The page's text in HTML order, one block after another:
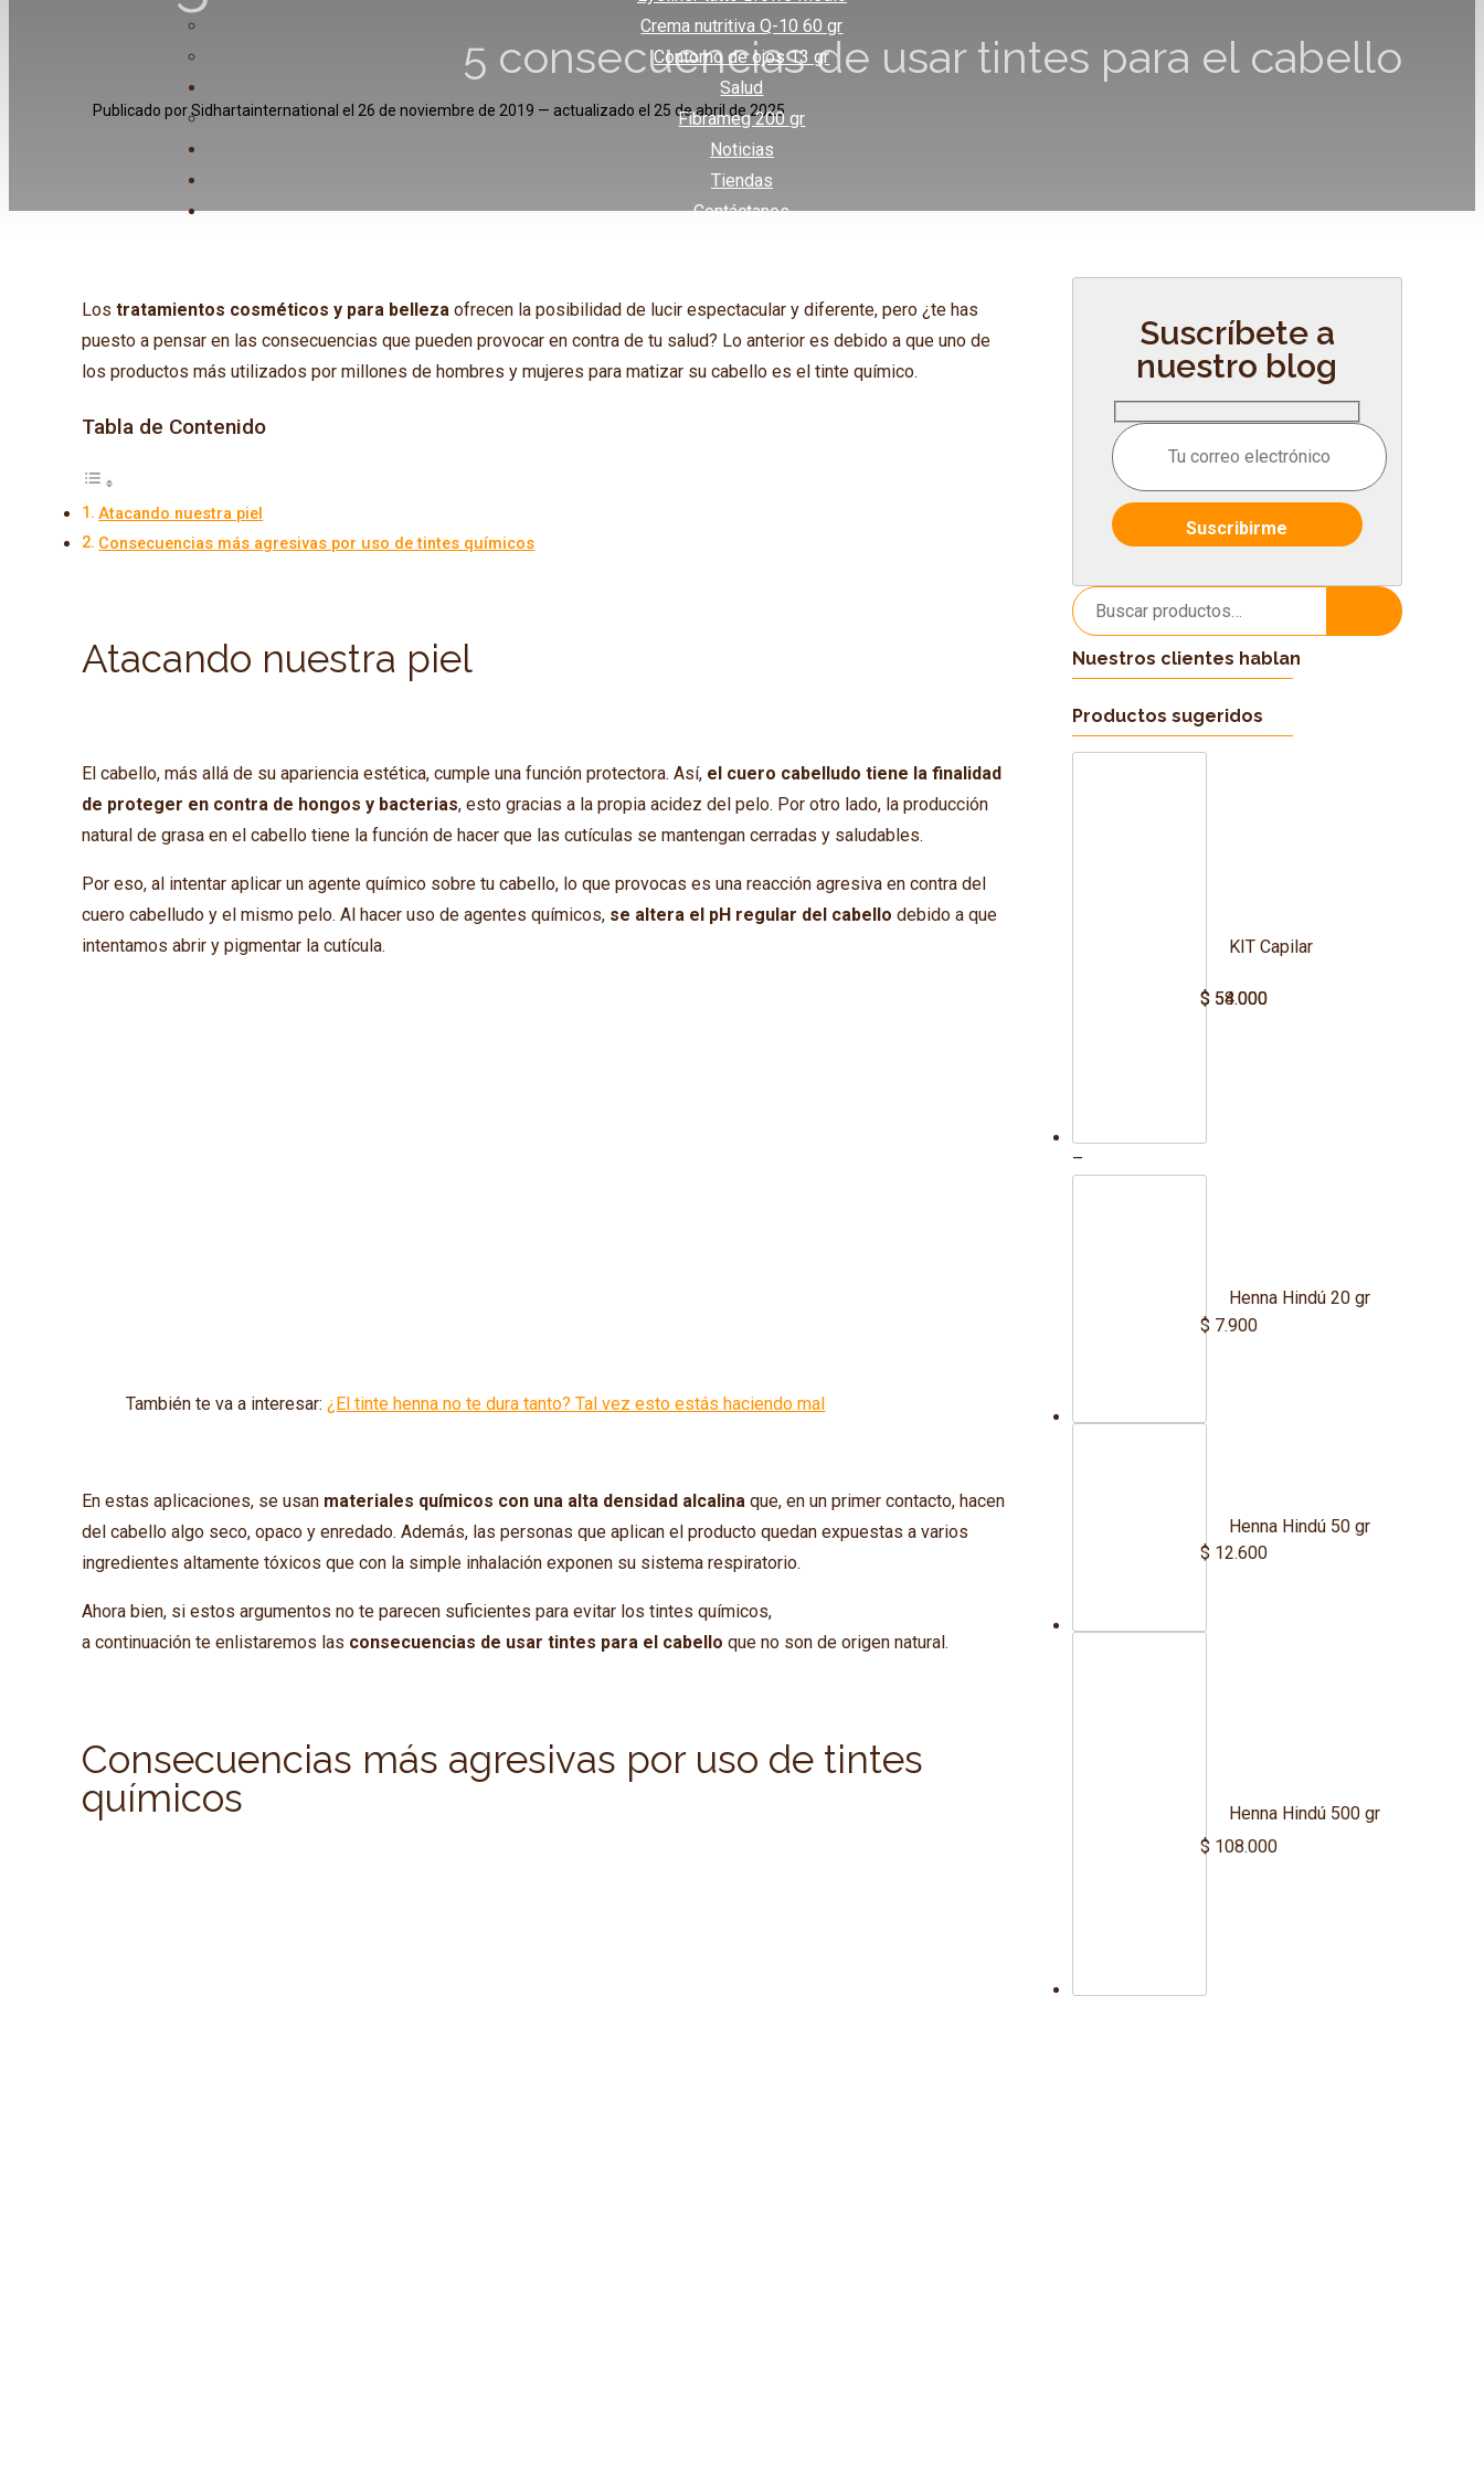
Crema nutritiva Q-10 60 gr
Contorno de ojos 13 gr
Salud
Fibrameg 200 gr
Noticias
Tiendas
Contáctanos
5 consecuencias de usar tintes para el cabello
Publicado porSidhartainternational el 26 de noviembre de 2019 — actualizado el 25 de abril de 2025
Los tratamientos cosméticos y para bellezaofrecen la posibilidad de lucir espectacular y diferente, pero ¿te has
puesto a pensar en las consecuencias que pueden provocar en contra de tu salud? Lo anterior es debido a que uno de
los productos más utilizados por millones de hombres y mujeres para matizar su cabello es el tinte químico.
Tabla de Contenido
Atacando nuestra piel
Consecuencias más agresivas por uso de tintes químicos
Atacando nuestra piel
El cabello, más allá de su apariencia estética, cumple una función protectora. Así, el cuero cabelludo tiene la finalidad
de proteger en contra de hongos y bacterias, esto gracias a la propia acidez del pelo. Por otro lado, la producción
natural de grasa en el cabello tiene la función de hacer que las cutículas se mantengan cerradas y saludables.
Por eso, al intentar aplicar un agente químico sobre tu cabello, lo que provocas es una reacción agresiva en contra del
cuero cabelludo y el mismo pelo. Al hacer uso de agentes químicos, se altera el pH regular del cabellodebido a que
intentamos abrir y pigmentar la cutícula.
También te va a interesar:¿El tinte henna no te dura tanto? Tal vez esto estás haciendo mal
En estas aplicaciones, se usan materiales químicos con una alta densidad alcalina que, en un primer contacto, hacen
del cabello algo seco, opaco y enredado. Además, las personas que aplican el producto quedan expuestas a varios
ingredientes altamente tóxicos que con la simple inhalación exponen su sistema respiratorio.
Ahora bien, si estos argumentos no te parecen suficientes para evitar los tintes químicos,
a continuación te enlistaremos las consecuencias de usar tintes para el cabello que no son de origen natural.
Consecuencias más agresivas por uso de tintes
químicos
Suscríbete a
nuestro blog
Buscar
por:
Nuestros clientes hablan
Productos sugeridos
KIT Capilar
$ 54.000
–
$ 58.000
Price
Henna Hindú 20 gr
$ 7.900
Henna Hindú 50 gr
$ 12.600
Henna Hindú 500 gr
$ 108.000